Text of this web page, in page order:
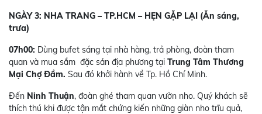
NGÀY 3: NHA TRANG – TP.HCM – HẸN GẶP LẠI (Ăn sáng,
trưa)
07h00: Dùng bufet sáng tại nhà hàng, trả phòng, đoàn tham
quan và mua sắm đặc sản địa phương tại Trung Tâm Thương
Mại Chợ Đầm. Sau đó khởi hành về Tp. Hồ Chí Minh.
Đến Ninh Thuận, đoàn ghé tham quan vườn nho. Quý khách sẽ
thích thú khi được tận mắt chứng kiến những giàn nho trĩu quả,